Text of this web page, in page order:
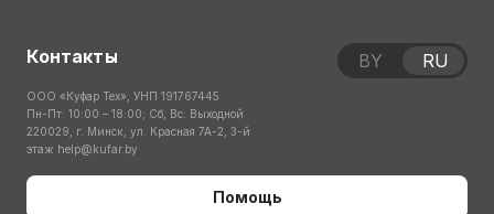
Контакты
ООО «Куфар Тех», УНП 191767445
Пн-Пт: 10:00 – 18:00; Сб, Вс: Выходной
220029, г. Минск, ул. Красная 7А-2, 3-й
этаж help@kufar.by
Помощь
BY RU